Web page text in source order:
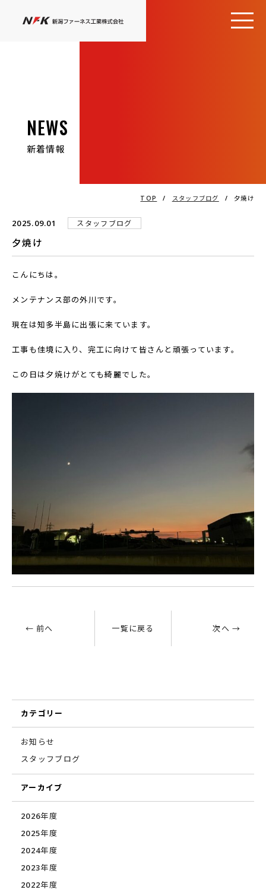
NEWS
新着情報
TOP / スタッフブログ / 夕焼け
2025.09.01 スタッフブログ
夕焼け
こんにちは。
メンテナンス部の外川です。
現在は知多半島に出張に来ています。
工事も佳境に入り、完工に向けて皆さんと頑張っています。
この日は夕焼けがとても綺麗でした。
← 前へ 一覧に戻る 次へ →
カテゴリー
お知らせ
スタッフブログ
アーカイブ
2026年度
2025年度
2024年度
2023年度
2022年度